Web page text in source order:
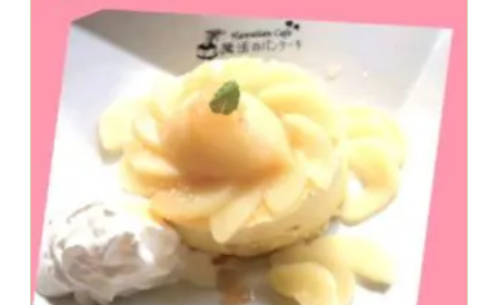
もものパンケーキ新発売♪ランチやカフェに...
2026.07.14